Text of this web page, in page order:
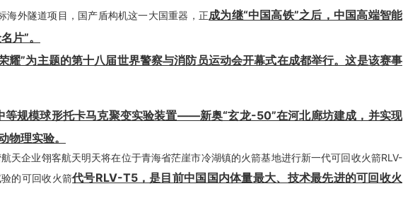
海外隧道项目，国产盾构机这一大国重器，正成为继“中国高铁”之后，中国高端智能
片”。
耀”为主题的第十八届世界警察与消防员运动会开幕式在成都举行。这是该赛事
等规模球形托卡马克聚变实验装置——新奥“玄龙-50”在河北廊坊建成，并实现
物理实验。
天企业翎客航天明天将在位于青海省茫崖市冷湖镇的火箭基地进行新一代可回收火箭RLV-
的可回收火箭代号RLV-T5，是目前中国国内体量最大、技术最先进的可回收火